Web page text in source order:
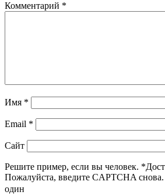
Комментарий *
Имя *
Email *
Сайт
Решите пример, если вы человек. *
Пожалуйста, введите CAPTCHA снова.
один